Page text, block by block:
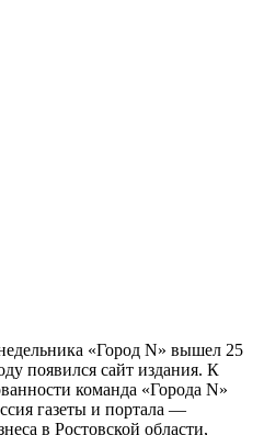
«Город N» вышел 25
появился сайт издания. К
команда «Города N»
газеты и портала —
в Ростовской области,